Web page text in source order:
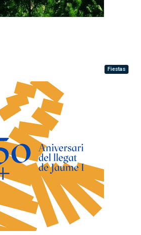
Fiestas